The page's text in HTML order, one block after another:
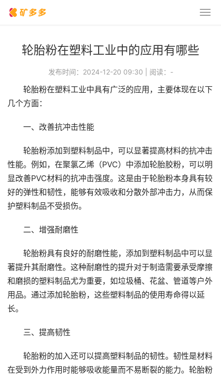
轮胎粉在塑料工业中的应用有哪些
发布时间：2024-12-20 09:30 阅读： -
轮胎粉在塑料工业中具有广泛的应用，主要体现在以下
几个方面：
一、改善抗冲击性能
轮胎粉添加到塑料制品中，可以显著提高材料的抗冲击
性能。例如，在聚氯乙烯（PVC）中添加轮胎胶粉，可以明
显改善PVC材料的抗冲击强度。这是由于轮胎粉本身具有较
好的弹性和韧性，能够有效吸收和分散外部冲击力，从而保
护塑料制品不受损伤。
二、增强耐磨性
轮胎粉具有良好的耐磨性能，添加到塑料制品中可以显
著提升其耐磨性。这种耐磨性的提升对于制造需要承受摩擦
和磨损的塑料制品尤为重要，如垃圾桶、花盆、管道等户外
用品。通过添加轮胎粉，这些塑料制品的使用寿命得以延
长。
三、提高韧性
轮胎粉的加入还可以提高塑料制品的韧性。韧性是材料
在受到外力作用时能够吸收能量而不易断裂的能力。轮胎粉